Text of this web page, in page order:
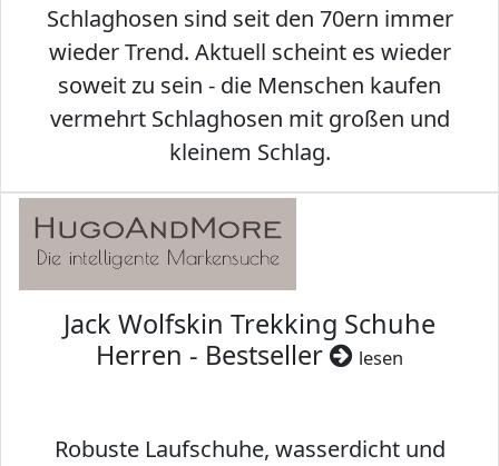
Schlaghosen sind seit den 70ern immer
wieder Trend. Aktuell scheint es wieder
soweit zu sein - die Menschen kaufen
vermehrt Schlaghosen mit großen und
kleinem Schlag.
Jack Wolfskin Trekking Schuhe
Herren - Bestseller
lesen
Robuste Laufschuhe, wasserdicht und